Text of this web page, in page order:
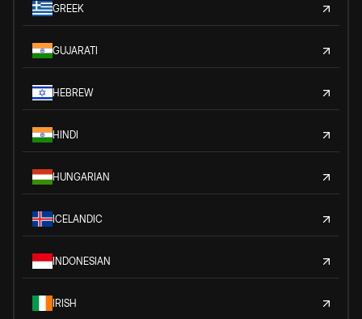
GREEK
GUJARATI
HEBREW
HINDI
HUNGARIAN
ICELANDIC
INDONESIAN
IRISH